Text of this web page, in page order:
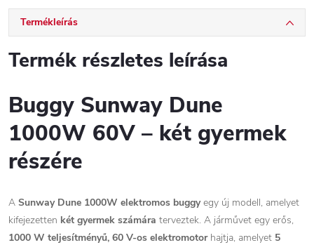
Termékleírás
Termék részletes leírása
Buggy Sunway Dune
1000W 60V – két gyermek
részére
A Sunway Dune 1000W elektromos buggyegy új modell, amelyet
kifejezetten két gyermek számára terveztek. A járművet egy erős,
1000 W teljesítményű, 60 V-os elektromotorhajtja, amelyet 5